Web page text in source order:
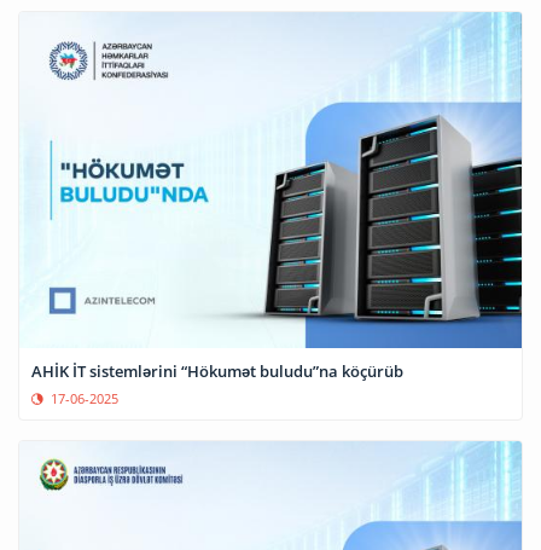
AHİK İT sistemlərini “Hökumət buludu”na köçürüb
17-06-2025